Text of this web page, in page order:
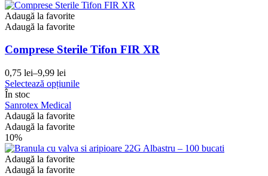
Adaugă la favorite
Adaugă la favorite
Comprese Sterile Tifon FIR XR
0,75 lei–9,99 lei
Interval
de
prețuri:
0,75 lei
până
la
9,99 lei
Selectează opțiunileAcest
Opțiunile
În stoc
Sanrotex Medical
Adaugă la favorite
Adaugă la favorite
10%
Adaugă la favorite
Adaugă la favorite